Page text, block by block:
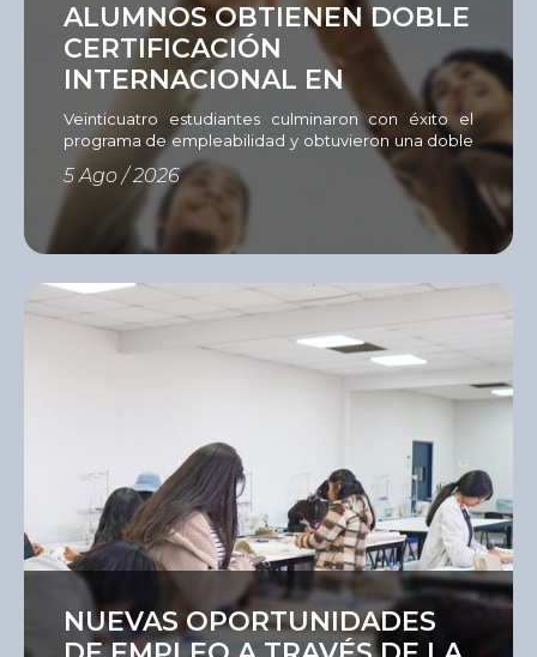
ALUMNOS OBTIENEN DOBLE
CERTIFICACIÓN
INTERNACIONAL EN
EMPLEABILIDAD
Veinticuatro estudiantes culminaron con éxito el
programa de empleabilidad y obtuvieron una doble
certificación del Instituto del Sur e International
Youth Foundation (IYF). Con el objetivo de fortalecer
las competencias que hoy demanda el mercado
laboral, el Instituto del Sur (ISUR) culminó una nueva
edición del Programa de Empleabilidad
[…]
5 Ago / 2026
NUEVAS OPORTUNIDADES